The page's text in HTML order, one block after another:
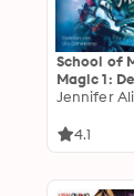
School of
Magic 1:
Nixe
Jennifer
4.1